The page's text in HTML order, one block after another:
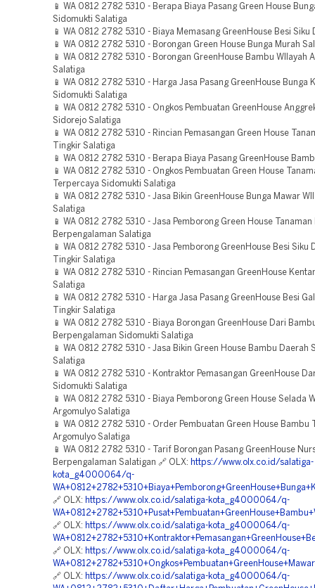
📱 WA 0812 2782 5310 - Berapa Biaya Pasang Green House
Sidomukti Salatiga
📱 WA 0812 2782 5310 - Biaya Memasang GreenHouse Besi Siku
📱 WA 0812 2782 5310 - Borongan Green House Bunga Murah
📱 WA 0812 2782 5310 - Borongan GreenHouse Bambu WIlayah
Salatiga
📱 WA 0812 2782 5310 - Harga Jasa Pasang GreenHouse Bunga
Sidomukti Salatiga
📱 WA 0812 2782 5310 - Ongkos Pembuatan GreenHouse
Sidorejo Salatiga
📱 WA 0812 2782 5310 - Rincian Pemasangan Green House
Tingkir Salatiga
📱 WA 0812 2782 5310 - Berapa Biaya Pasang GreenHouse
📱 WA 0812 2782 5310 - Ongkos Pembuatan Green House
Terpercaya Sidomukti Salatiga
📱 WA 0812 2782 5310 - Jasa Bikin GreenHouse Bunga Mawar
Salatiga
📱 WA 0812 2782 5310 - Jasa Pemborong Green House Tanaman
Berpengalaman Salatiga
📱 WA 0812 2782 5310 - Jasa Pemborong GreenHouse Besi Siku
Tingkir Salatiga
📱 WA 0812 2782 5310 - Rincian Pemasangan GreenHouse
Salatiga
📱 WA 0812 2782 5310 - Harga Jasa Pasang GreenHouse Besi
Tingkir Salatiga
📱 WA 0812 2782 5310 - Biaya Borongan GreenHouse Dari
Berpengalaman Sidomukti Salatiga
📱 WA 0812 2782 5310 - Jasa Bikin Green House Bambu Daerah
Salatiga
📱 WA 0812 2782 5310 - Kontraktor Pemasangan GreenHouse
Sidomukti Salatiga
📱 WA 0812 2782 5310 - Biaya Pemborong Green House Selada
Argomulyo Salatiga
📱 WA 0812 2782 5310 - Order Pembuatan Green House Bambu
Argomulyo Salatiga
📱 WA 0812 2782 5310 - Tarif Borongan Pasang GreenHouse
Berpengalaman Salatigan 🔗 OLX: https://www.olx.co.id/salatiga-
kota_g4000064/q-
🔗 OLX: https://www.olx.co.id/salatiga-kota_g4000064/q-
🔗 OLX: https://www.olx.co.id/salatiga-kota_g4000064/q-
🔗 OLX: https://www.olx.co.id/salatiga-kota_g4000064/q-
🔗 OLX: https://www.olx.co.id/salatiga-kota_g4000064/q-